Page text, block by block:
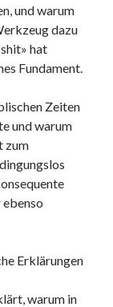
und warum
dazu
hat
Fundament.
Zeiten
und warum
zum
Erklärungen
warum in